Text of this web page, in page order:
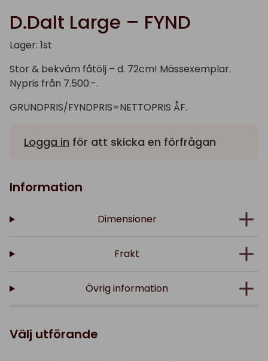
D.Dalt Large – FYND
Lager: 1st
Stor & bekväm fåtölj – d. 72cm! Mässexemplar.
Nypris från 7.500:-.
GRUNDPRIS/FYNDPRIS=NETTOPRIS ÅF.
Logga in för att skicka en förfrågan
Information
Dimensioner
Frakt
Övrig information
Välj utförande